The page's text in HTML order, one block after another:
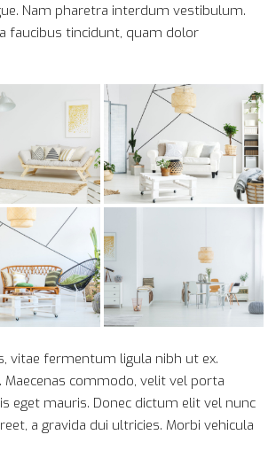
Nam pharetra interdum vestibulum.
faucibus tincidunt, quam dolor
vitae fermentum ligula nibh ut ex.
commodo, velit vel porta
eget mauris. Donec dictum elit vel nunc
a gravida dui ultricies. Morbi vehicula